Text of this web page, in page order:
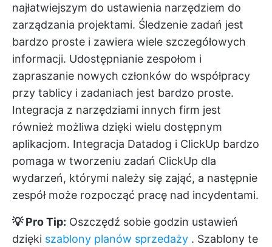
najłatwiejszym do ustawienia narzędziem do
zarządzania projektami. Śledzenie zadań jest
bardzo proste i zawiera wiele szczegółowych
informacji. Udostępnianie zespołom i
zapraszanie nowych członków do współpracy
przy tablicy i zadaniach jest bardzo proste.
Integracja z narzędziami innych firm jest
również możliwa dzięki wielu dostępnym
aplikacjom. Integracja Datadog i ClickUp bardzo
pomaga w tworzeniu zadań ClickUp dla
wydarzeń, którymi należy się zająć, a następnie
zespół może rozpocząć pracę nad incydentami.
💡 Pro Tip: Oszczędź sobie godzin ustawień
dzięki szablony planów sprzedaży . Szablony te